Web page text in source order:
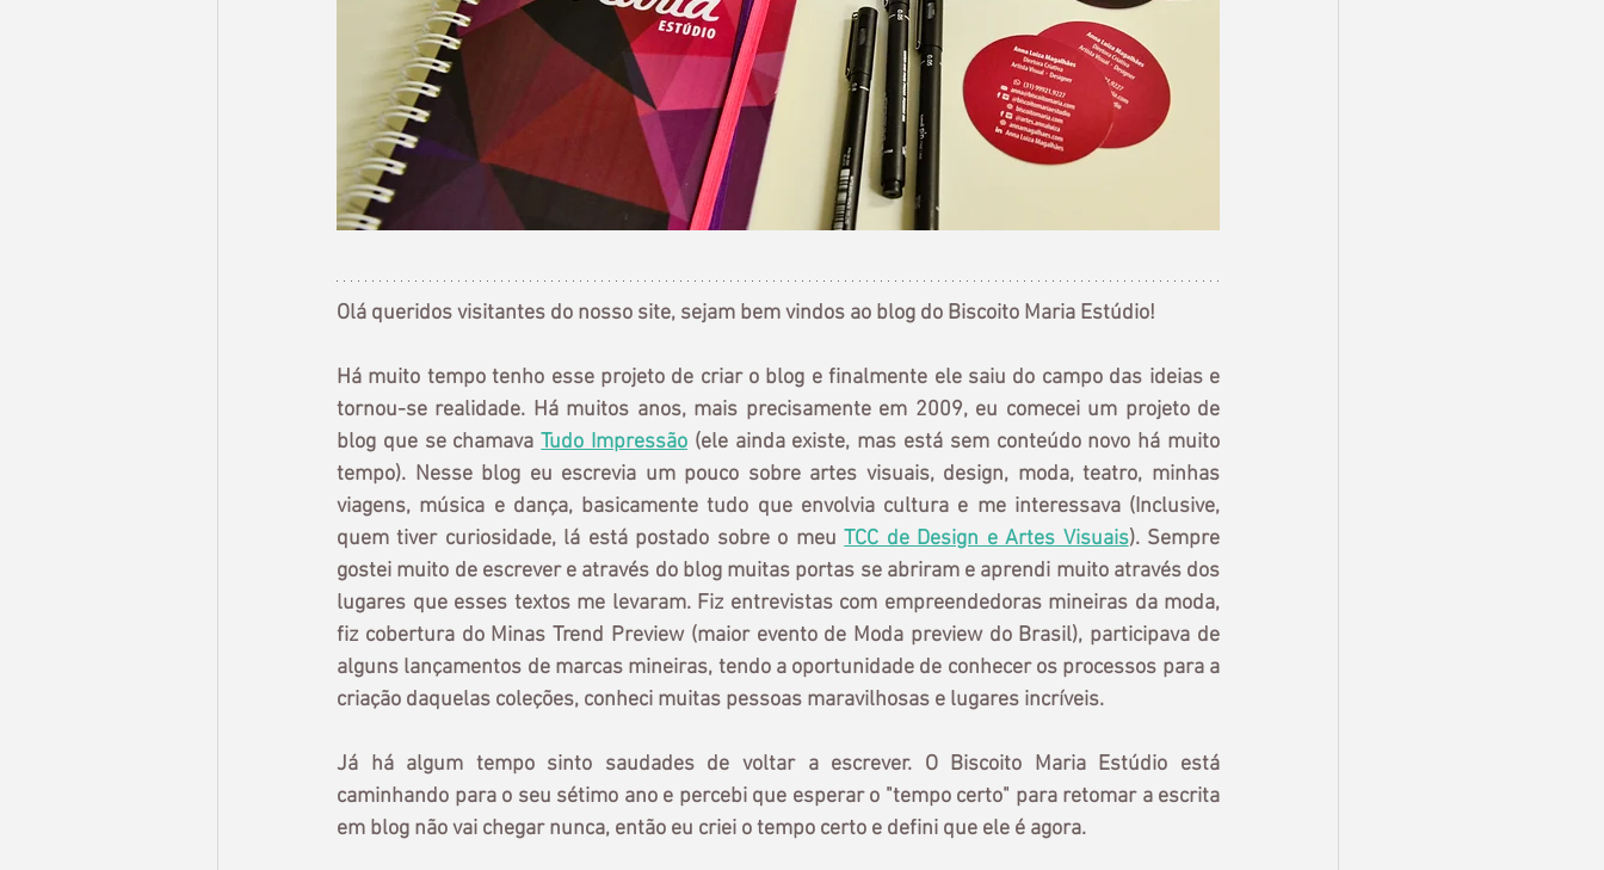
Olá queridos visitantes do nosso site, sejam bem vindos ao blog do Biscoito Maria Estúdio!
Há muito tempo tenho esse projeto de criar o blog e finalmente ele saiu do campo das ideias e
tornou-se realidade. Há muitos anos, mais precisamente em 2009, eu comecei um projeto de
blog que se chamava Tudo Impressão (ele ainda existe, mas está sem conteúdo novo há muito
tempo). Nesse blog eu escrevia um pouco sobre artes visuais, design, moda, teatro, minhas
viagens, música e dança, basicamente tudo que envolvia cultura e me interessava (Inclusive,
quem tiver curiosidade, lá está postado sobre o meu TCC de Design e Artes Visuais). Sempre
gostei muito de escrever e através do blog muitas portas se abriram e aprendi muito através dos
lugares que esses textos me levaram. Fiz entrevistas com empreendedoras mineiras da moda,
fiz cobertura do Minas Trend Preview (maior evento de Moda preview do Brasil), participava de
alguns lançamentos de marcas mineiras, tendo a oportunidade de conhecer os processos para a
criação daquelas coleções, conheci muitas pessoas maravilhosas e lugares incríveis.
Já há algum tempo sinto saudades de voltar a escrever. O Biscoito Maria Estúdio está
caminhando para o seu sétimo ano e percebi que esperar o "tempo certo" para retomar a escrita
em blog não vai chegar nunca, então eu criei o tempo certo e defini que ele é agora.